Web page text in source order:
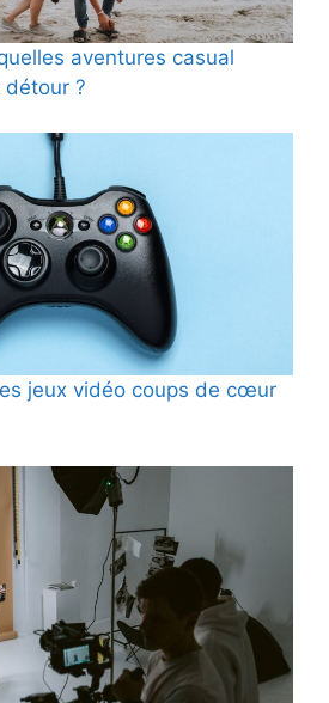
aventures casual
?
jeux vidéo coups de cœur